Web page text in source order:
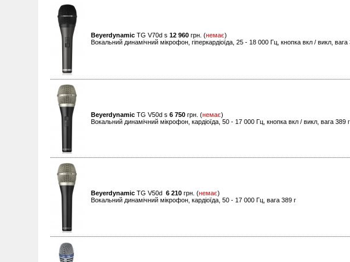
Beyerdynamic TG V70d s 12 960 грн. (немає)
Вокальний динамічний мікрофон, гіперкардіоїда, 25 - 18 000 Гц, кнопка вкл / викл, вага
Beyerdynamic TG V50d s 6 750 грн. (немає)
Вокальний динамічний мікрофон, кардіоїда, 50 - 17 000 Гц, кнопка вкл / викл, вага 389 г
Beyerdynamic TG V50d 6 210 грн. (немає)
Вокальний динамічний мікрофон, кардіоїда, 50 - 17 000 Гц, вага 389 г